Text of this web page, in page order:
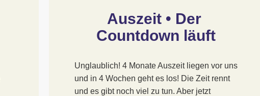
Auszeit • Der
Countdown läuft
Unglaublich! 4 Monate Auszeit liegen vor uns
und in 4 Wochen geht es los! Die Zeit rennt
und es gibt noch viel zu tun. Aber jetzt